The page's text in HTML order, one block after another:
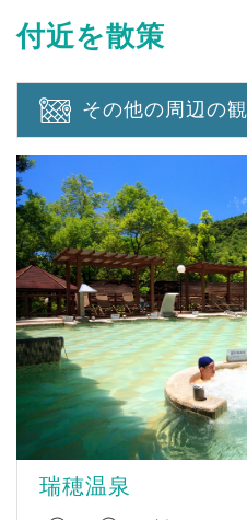
付近を散策
その他の周辺の
瑞穂温泉